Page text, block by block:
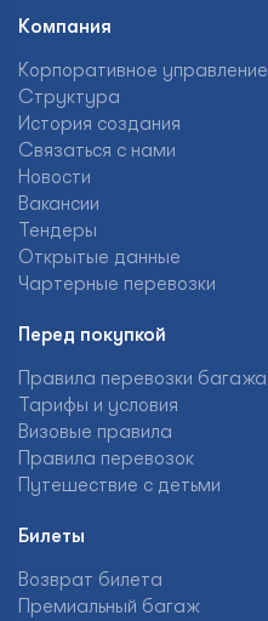
Компания
Корпоративное управление
Структура
История создания
Связаться с нами
Новости
Вакансии
Тендеры
Открытые данные
Чартерные перевозки
Перед покупкой
Правила перевозки багажа
Тарифы и условия
Визовые правила
Правила перевозок
Путешествие с детьми
Билеты
Возврат билета
Премиальный багаж